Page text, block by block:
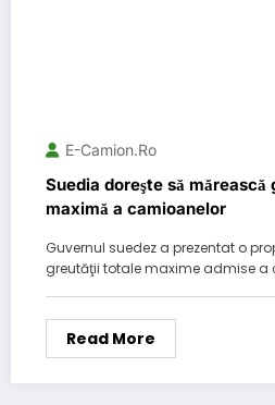
E-Camion.ro
Suedia doreşte să
maximă a camioanelor
Guvernul suedez a prezentat o
greutăţii totale maxime admise a
Read More